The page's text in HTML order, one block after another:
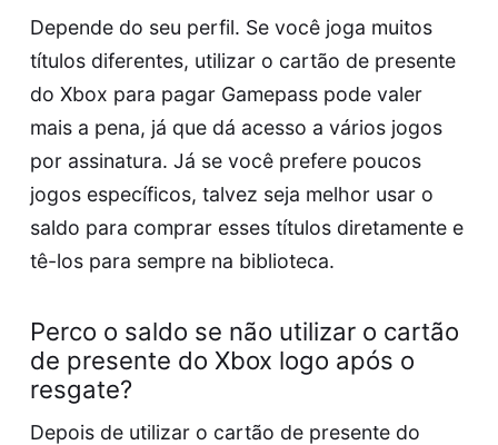
Depende do seu perfil. Se você joga muitos
títulos diferentes, utilizar o cartão de presente
do Xbox para pagar Gamepass pode valer
mais a pena, já que dá acesso a vários jogos
por assinatura. Já se você prefere poucos
jogos específicos, talvez seja melhor usar o
saldo para comprar esses títulos diretamente e
tê-los para sempre na biblioteca.
Perco o saldo se não utilizar o cartão
de presente do Xbox logo após o
resgate?
Depois de utilizar o cartão de presente do